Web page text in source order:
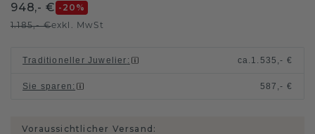
948,- € -20 %
1.185,- €exkl. MwSt
Traditioneller Juwelier : ca. 1.535,- €
Sie sparen : 587,- €
Voraussichtlicher Versand: